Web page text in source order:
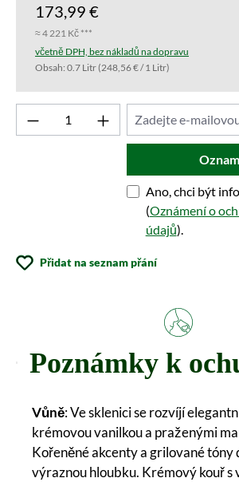
173,99 €
≈ 4 221 Kč ***
včetně DPH, bez nákladů na dopravu
Obsah: 0.7 Litr(248,56 € / 1 Litr)
Ano, chci být
(Oznámení o
údajů).
Přidat na seznam přání
Poznámky k
Vůně: Ve sklenici se rozvíjí
krémovou vanilkou a praženými
Kořeněné akcenty a grilované tóny
výraznou hloubku. Krémový kouř s